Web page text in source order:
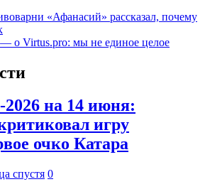
«Афанасий» рассказал, почему
о Virtus.pro: мы не единое целое
на 14 июня:
игру
очко Катара
спустя 0